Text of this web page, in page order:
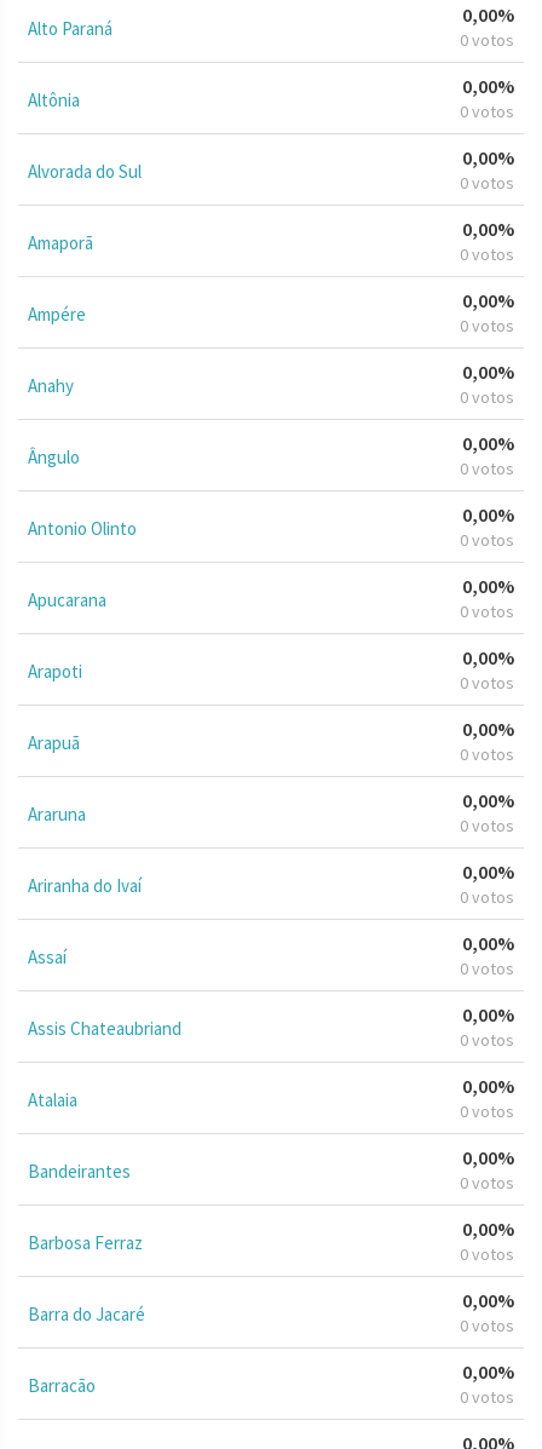
Alto Paraná
0,00%
0 votos
Altônia
0,00%
0 votos
Alvorada do Sul
0,00%
0 votos
Amaporã
0,00%
0 votos
Ampére
0,00%
0 votos
Anahy
0,00%
0 votos
Ângulo
0,00%
0 votos
Antonio Olinto
0,00%
0 votos
Apucarana
0,00%
0 votos
Arapoti
0,00%
0 votos
Arapuã
0,00%
0 votos
Araruna
0,00%
0 votos
Ariranha do Ivaí
0,00%
0 votos
Assaí
0,00%
0 votos
Assis Chateaubriand
0,00%
0 votos
Atalaia
0,00%
0 votos
Bandeirantes
0,00%
0 votos
Barbosa Ferraz
0,00%
0 votos
Barra do Jacaré
0,00%
0 votos
Barracão
0,00%
0 votos
0,00%